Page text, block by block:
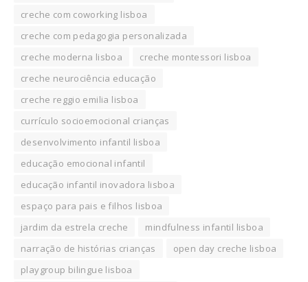
creche com coworking lisboa
creche com pedagogia personalizada
creche moderna lisboa
creche montessori lisboa
creche neurociência educação
creche reggio emilia lisboa
currículo socioemocional crianças
desenvolvimento infantil lisboa
educação emocional infantil
educação infantil inovadora lisboa
espaço para pais e filhos lisboa
jardim da estrela creche
mindfulness infantil lisboa
narração de histórias crianças
open day creche lisboa
playgroup bilingue lisboa